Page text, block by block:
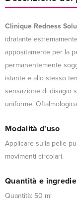
Clinique Redness
idratante
appositamente per la
permanentemente
istante e allo stesso
sensazione di disagio
uniforme.
Modalità d'uso
Applicare sulla pelle
movimenti circolari.
Quantità e
Quantità: 50 ml